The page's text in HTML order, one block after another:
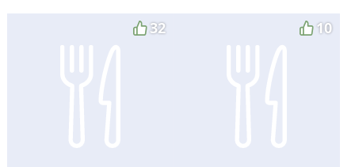
32 10